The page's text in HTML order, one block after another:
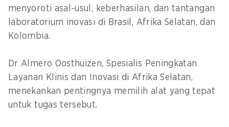
menyoroti asal-usul, keberhasilan, dan tantangan
laboratorium inovasi di Brasil, Afrika Selatan, dan
Kolombia.
Dr Almero Oosthuizen, Spesialis Peningkatan
Layanan Klinis dan Inovasi di Afrika Selatan,
menekankan pentingnya memilih alat yang tepat
untuk tugas tersebut.